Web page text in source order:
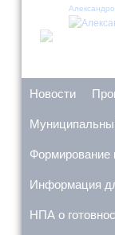
Новости
Формирование
Информация
НПА о